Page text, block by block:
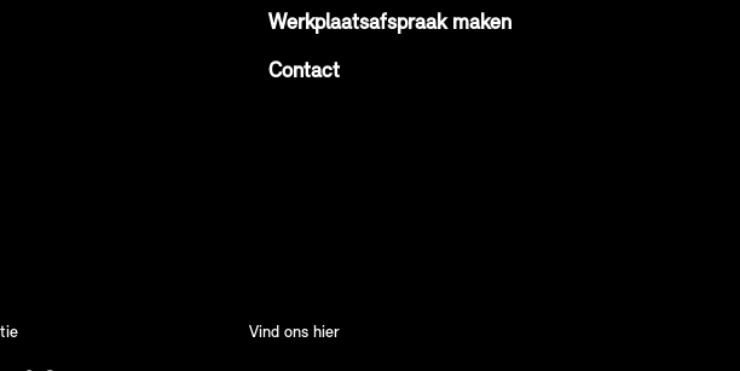
Werkplaatsafspraak maken
Contact
Vind ons hier